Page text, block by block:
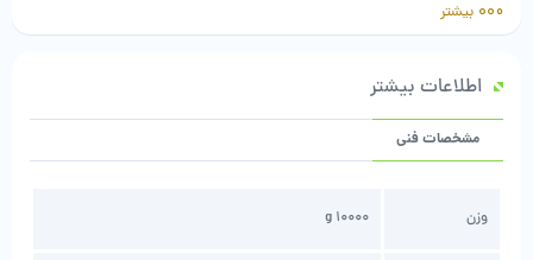
هر طاقه پارچه حریر کرپ مات 50 متر است. لذا متراژ ضریبی از 50 باشد
بیشتر
اطلاعات بیشتر
مشخصات فنی
وزن 10000 g